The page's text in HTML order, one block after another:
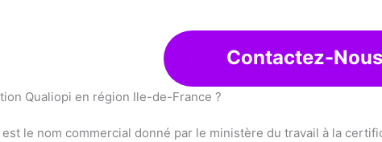
Contactez-Nous
Qualiopi en région Ile-de-France ?
est le nom commercial donné par le ministère du travail à la